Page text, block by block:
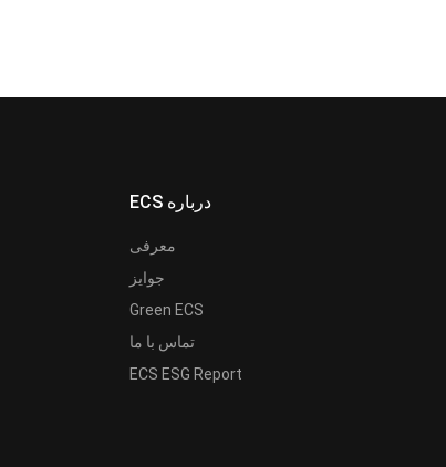
ECS درباره
معرفی
جوایز
Green ECS
تماس با ما
ECS ESG Report